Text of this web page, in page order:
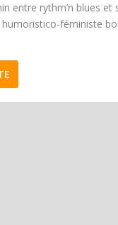
entre rythm’n blues
féministe